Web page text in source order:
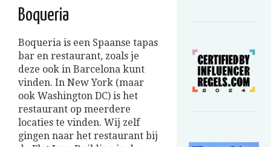
Boqueria
Boqueria is een Spaanse tapas
bar en restaurant, zoals je
deze ook in Barcelona kunt
vinden. In New York (maar
ook Washington DC) is het
restaurant op meerdere
locaties te vinden. Wij zelf
gingen naar het restaurant bij